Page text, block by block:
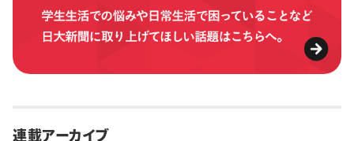
連載アーカイブ